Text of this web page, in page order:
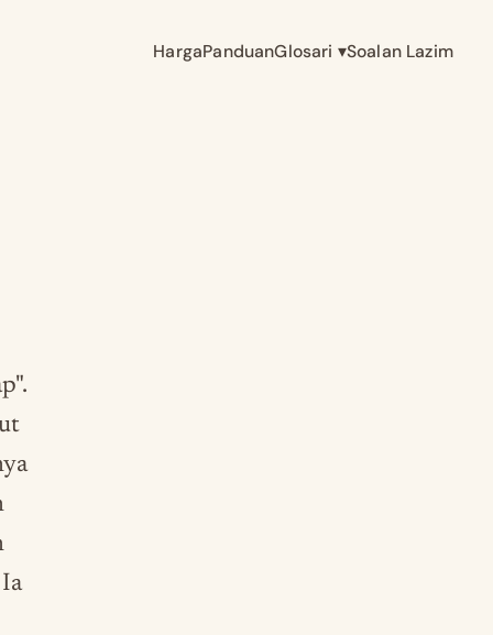
HargaPanduanGlosari ▾Soalan Lazim